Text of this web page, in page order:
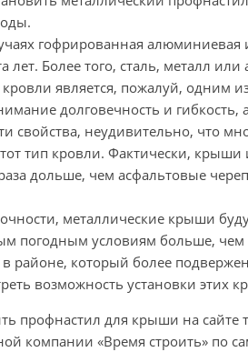
.
гофрированная алюминиевая
лет. Более того, сталь, металл или
кровли является, пожалуй, одним
долговечность и гибкость,
свойства, неудивительно, что
тип кровли.Фактически, крыши
дольше, чем асфальтовые
, металлические крыши
погодным условиям больше, чем
в районе, который более
возможность установки этих
профнастил для крыши на сайте
компании «Время строить» по